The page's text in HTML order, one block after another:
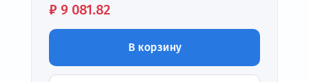
Цена:
₽ 9 081.82
В корзину